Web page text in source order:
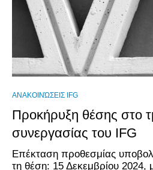
ΑΝΑΚΟΙΝΏΣΕΙΣ IFG
Προκήρυξη θέσης στο
συνεργασίας του IFG
Επέκταση προθεσμίας
τη θέση: 15 Δεκεμβρίου 2024,